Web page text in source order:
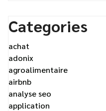
Categories
achat
adonix
agroalimentaire
airbnb
analyse seo
application